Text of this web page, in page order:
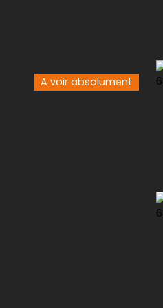
A voir absolument